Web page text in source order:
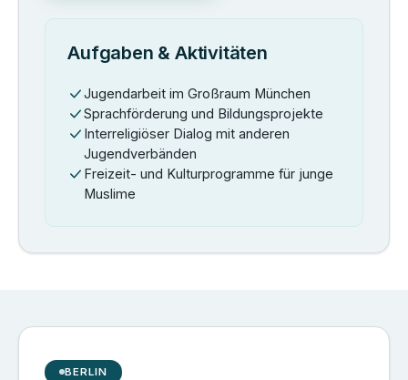
Aufgaben & Aktivitäten
Jugendarbeit im Großraum München
Sprachförderung und Bildungsprojekte
Interreligiöser Dialog mit anderen
Jugendverbänden
Freizeit- und Kulturprogramme für junge
Muslime
BERLIN